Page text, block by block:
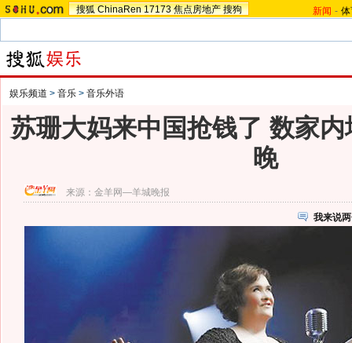
搜狐 ChinaRen 17173 焦点房地产 搜狗 新闻 -
娱乐频道 > 音乐 > 音乐外语
苏珊大妈来中国抢钱了 数家
晚
来源： 金羊网—羊城晚报
我来说